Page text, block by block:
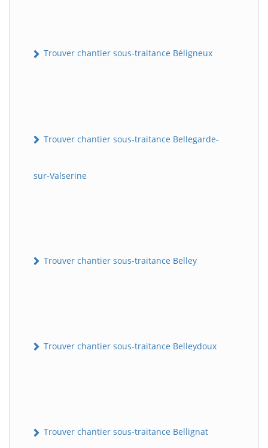
Trouver chantier sous-traitance Béligneux
Trouver chantier sous-traitance Bellegarde-
sur-Valserine
Trouver chantier sous-traitance Belley
Trouver chantier sous-traitance Belleydoux
Trouver chantier sous-traitance Bellignat